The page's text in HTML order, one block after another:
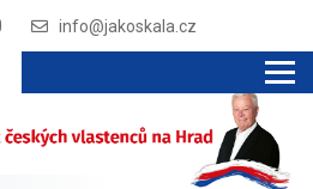
info@jakoskala.cz